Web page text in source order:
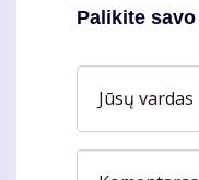
Palikite
Jūsų vardas